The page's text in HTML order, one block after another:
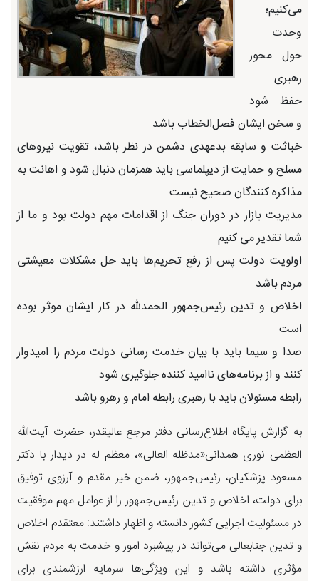
می‌کنیم؛
وحدت
حول محور
رهبری
حفظ شود
و سخن ایشان فصل‌الخطاب باشد
خباثت و سابقه بدعهدی دشمن در نظر باشد، تقویت نیروهای
مسلح و حمایت از دیپلماسی باید همزمان دنبال شود و اهانت به
مذاکره کنندگان صحیح نیست
مدیریت بازار در دوران جنگ از اقدامات مهم دولت بود و ما از
شما تقدیر می کنیم
اولویت دولت پس از رفع تحریم‌ها باید حل مشکلات معیشتی
مردم باشد
اخلاص و تدین رئیس‌جمهور الحمدللّه در کار ایشان موثر بوده
است
صدا و سیما باید با بیان خدمت رسانی دولت مردم را امیدوار
کنند و از برنامه‌های ناامید کننده جلوگیری شود
رابطه مسئولان باید با رهبری رابطه امام و رهرو باشد
به گزارش پایگاه اطلاع‌رسانی دفتر مرجع عالیقدر، حضرت آیت‌الله
العظمی نوری همدانی«مدظله العالی»، معظم له در دیدار با دکتر
مسعود پزشکیان، رئیس‌جمهور، ضمن خیر مقدم و آرزوی توفیق
برای دولت، اخلاص و تدین رئیس‌جمهور را از عوامل مهم موفقیت
در مسئولیت‌ اجرایی کشور دانسته و اظهار داشتند: معتقدم اخلاص
و تدین جنابعالی می‌تواند در پیشبرد امور و خدمت به مردم نقش
مؤثری داشته باشد و این ویژگی‌ها سرمایه ارزشمندی برای